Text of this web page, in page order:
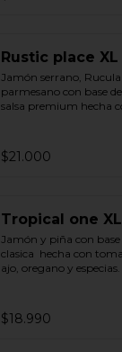
Rustic place XL
Jamón serrano,
parmesano con base
salsa premium hecha
$21.000
Tropical one XL
Jamón y piña con base
clasica  hecha con
ajo, oregano y especias.
$18.990